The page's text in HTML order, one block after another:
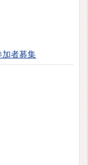
加者募集